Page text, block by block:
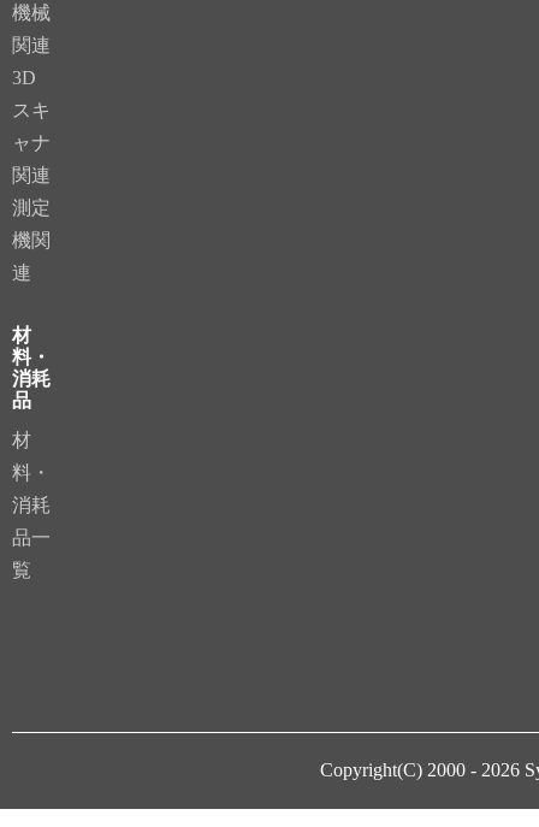
機械
関連
3D
スキ
ャナ
関連
測定
機関
連
材
料・
消耗
品
材
料・
消耗
品一
覧
Copyright(C) 2000 - 2026